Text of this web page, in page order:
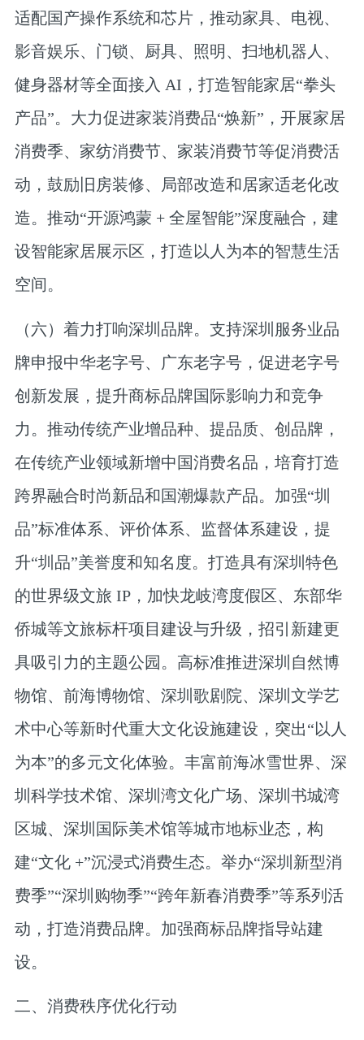
适配国产操作系统和芯片，推动家具、电视、
影音娱乐、门锁、厨具、照明、扫地机器人、
健身器材等全面接入 AI，打造智能家居“拳头
产品”。大力促进家装消费品“焕新”，开展家居
消费季、家纺消费节、家装消费节等促消费活
动，鼓励旧房装修、局部改造和居家适老化改
造。推动“开源鸿蒙 + 全屋智能”深度融合，建
设智能家居展示区，打造以人为本的智慧生活
空间。
（六）着力打响深圳品牌。 支持深圳服务业品
牌申报中华老字号、广东老字号，促进老字号
创新发展，提升商标品牌国际影响力和竞争
力。推动传统产业增品种、提品质、创品牌，
在传统产业领域新增中国消费名品，培育打造
跨界融合时尚新品和国潮爆款产品。加强“圳
品”标准体系、评价体系、监督体系建设，提
升“圳品”美誉度和知名度。打造具有深圳特色
的世界级文旅 IP，加快龙岐湾度假区、东部华
侨城等文旅标杆项目建设与升级，招引新建更
具吸引力的主题公园。高标准推进深圳自然博
物馆、前海博物馆、深圳歌剧院、深圳文学艺
术中心等新时代重大文化设施建设，突出“以人
为本”的多元文化体验。丰富前海冰雪世界、深
圳科学技术馆、深圳湾文化广场、深圳书城湾
区城、深圳国际美术馆等城市地标业态，构
建“文化 +”沉浸式消费生态。举办“深圳新型消
费季”“深圳购物季”“跨年新春消费季”等系列活
动，打造消费品牌。加强商标品牌指导站建
设。
二、消费秩序优化行动